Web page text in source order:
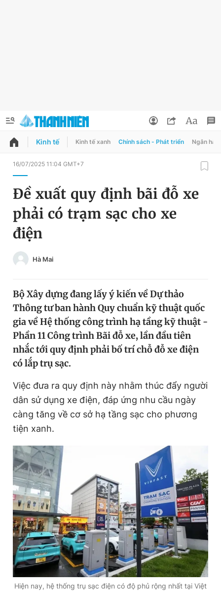
QUẢNG CÁO
Chuyên mục
Chuyên mục khác
Chào ngày mới
Tin 360
Video Magazine
Sản phẩm khác
Thông tin tòa soạn Liên hệ quảng cáo
Đọc Thanh Niên trên điện thoại
Theo dõi báo trên
Hotline
0906 645 777
Liên hệ quảng cáo
0908 780 404
Đổi mật khẩu
Tin đã lưu
Tin đã xem
Kinh tế Kinh tế xanh Chính sách - Phát triển Ngân
16/07/2025 11:04 GMT+7
Đề xuất quy định bãi đỗ xe
phải có trạm sạc cho xe
điện
Hà Mai
Bộ Xây dựng đang lấy ý kiến về Dự thảo
Thông tư ban hành Quy chuẩn kỹ thuật quốc
gia về Hệ thống công trình hạ tầng kỹ thuật -
Phần 11 Công trình Bãi đỗ xe, lần đầu tiên
nhắc tới quy định phải bố trí chỗ đỗ xe điện
có lắp trụ sạc.
Việc đưa ra quy định này nhằm thúc đẩy người
dân sử dụng xe điện, đáp ứng nhu cầu ngày
càng tăng về cơ sở hạ tầng sạc cho phương
tiện xanh.
Hiện nay, hệ thống trụ sạc điện có độ phủ rộng nhất tại Việt